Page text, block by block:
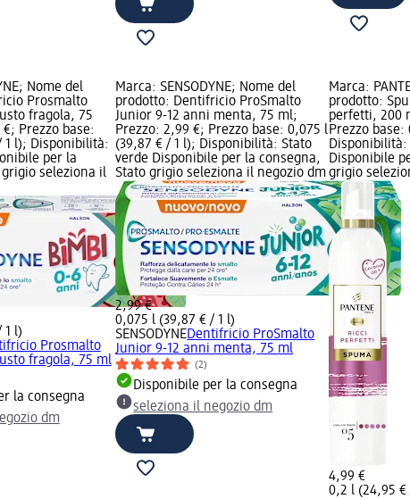
Nome del
Prosmalto
fragola, 75
Prezzo base:
1 l); Disponibilità:
per la
seleziona il
1 l)
Prosmalto
fragola, 75 ml
la consegna
dm
Marca: SENSODYNE; Nome del
prodotto: Dentifricio ProSmalto
Junior 9-12 anni menta, 75 ml;
Prezzo: 2,99 €; Prezzo base: 0,075 l
(39,87 € / 1 l); Disponibilità: Stato
verde Disponibile per la consegna,
Stato grigio seleziona il negozio dm
2,99 €
0,075 l (39,87 € / 1 l)
SENSODYNEDentifricio ProSmalto
Junior 9-12 anni menta, 75 ml
(2)
Disponibile per la consegna
seleziona il negozio dm
Marca:
prodotto:
perfetti, 200
Prezzo base:
Disponibilità:
Disponibile
grigio
4,99 €
0,2 l (24,95 €